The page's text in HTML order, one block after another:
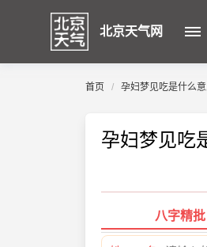
北京天气网
首页 孕妇梦见吃是什么
孕妇梦见吃
八字精批